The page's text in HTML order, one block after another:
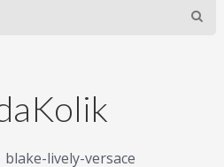
blake-lively-versace